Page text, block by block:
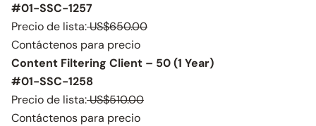
#01-SSC-1257
Precio de lista:US$650.00
Contáctenos para precio
Content Filtering Client – 50 (1 Year)
#01-SSC-1258
Precio de lista:US$510.00
Contáctenos para precio